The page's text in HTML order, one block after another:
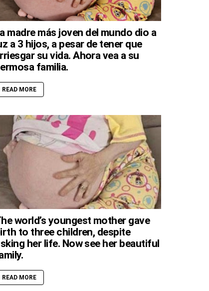
madre más joven del mundo dio a
a 3 hijos, a pesar de tener que
su vida. Ahora vea a su
familia.
READ MORE
world’s youngest mother gave
to three children, despite
her life. Now see her beautiful
READ MORE